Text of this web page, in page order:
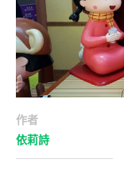
作者
依莉詩